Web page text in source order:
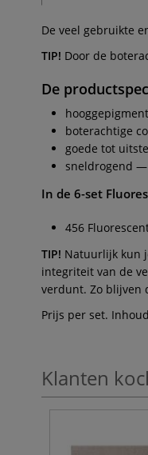
De veel gebruikte
TIP! Door de
De
boterachtige
goede tot
sneldrogend
In de 6-set
456
TIP! Natuurlijk kun
integriteit van de
verdunt. Zo blijven
Prijs per set.
Klanten